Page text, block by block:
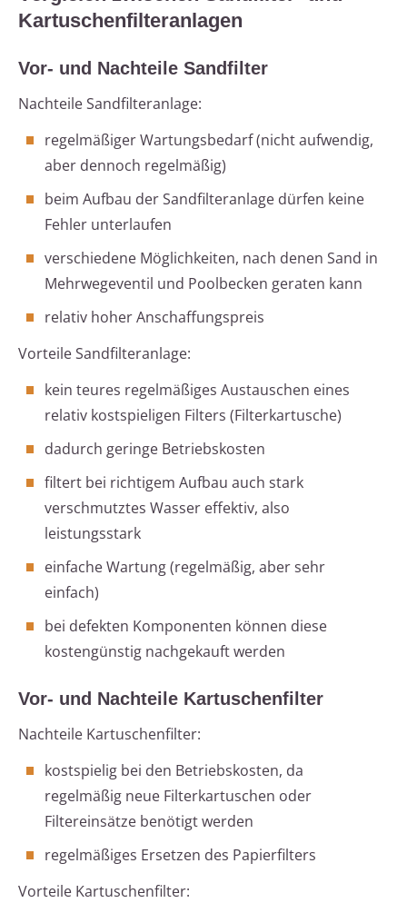
Kartuschenfilteranlagen
Vor- und Nachteile Sandfilter
Nachteile Sandfilteranlage:
regelmäßiger Wartungsbedarf (nicht aufwendig,
aber dennoch regelmäßig)
beim Aufbau der Sandfilteranlage dürfen keine
Fehler unterlaufen
verschiedene Möglichkeiten, nach denen Sand in
Mehrwegeventil und Poolbecken geraten kann
relativ hoher Anschaffungspreis
Vorteile Sandfilteranlage:
kein teures regelmäßiges Austauschen eines
relativ kostspieligen Filters (Filterkartusche)
dadurch geringe Betriebskosten
filtert bei richtigem Aufbau auch stark
verschmutztes Wasser effektiv, also
leistungsstark
einfache Wartung (regelmäßig, aber sehr
einfach)
bei defekten Komponenten können diese
kostengünstig nachgekauft werden
Vor- und Nachteile Kartuschenfilter
Nachteile Kartuschenfilter:
kostspielig bei den Betriebskosten, da
regelmäßig neue Filterkartuschen oder
Filtereinsätze benötigt werden
regelmäßiges Ersetzen des Papierfilters
Vorteile Kartuschenfilter: